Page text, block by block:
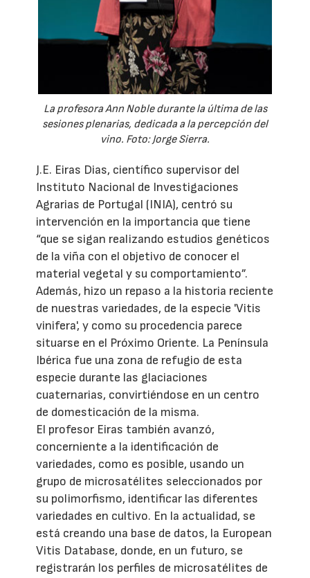
La profesora Ann Noble durante la última de las
sesiones plenarias, dedicada a la percepción del
vino. Foto: Jorge Sierra.
J.E. Eiras Dias, científico supervisor del
Instituto Nacional de Investigaciones
Agrarias de Portugal (INIA), centró su
intervención en la importancia que tiene
“que se sigan realizando estudios genéticos
de la viña con el objetivo de conocer el
material vegetal y su comportamiento”.
Además, hizo un repaso a la historia reciente
de nuestras variedades, de la especie 'Vitis
vinifera', y como su procedencia parece
situarse en el Próximo Oriente. La Península
Ibérica fue una zona de refugio de esta
especie durante las glaciaciones
cuaternarias, convirtiéndose en un centro
de domesticación de la misma.
El profesor Eiras también avanzó,
concerniente a la identificación de
variedades, como es posible, usando un
grupo de microsatélites seleccionados por
su polimorfismo, identificar las diferentes
variedades en cultivo. En la actualidad, se
está creando una base de datos, la European
Vitis Database, donde, en un futuro, se
registrarán los perfiles de microsatélites de